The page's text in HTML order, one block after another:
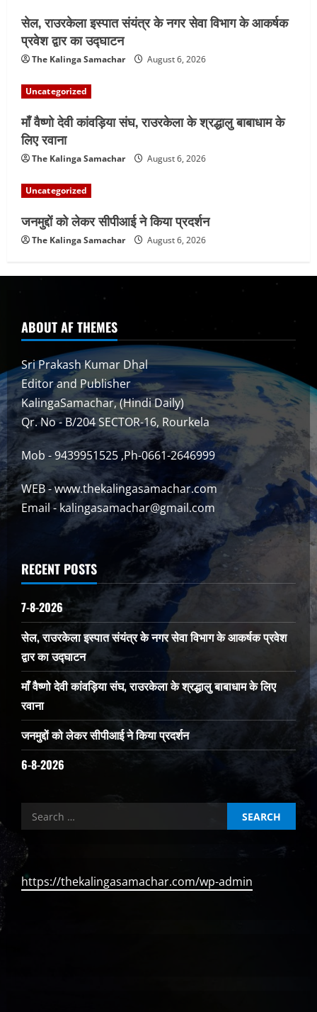
सेल, राउरकेला इस्पात संयंत्र के नगर सेवा विभाग के आकर्षक
प्रवेश द्वार का उद्घाटन
The Kalinga Samachar August 6, 2026
Uncategorized
माँ वैष्णो देवी कांवड़िया संघ, राउरकेला के श्रद्धालु बाबाधाम के
लिए रवाना
The Kalinga Samachar August 6, 2026
Uncategorized
जनमुद्दों को लेकर सीपीआई ने किया प्रदर्शन
The Kalinga Samachar August 6, 2026
ABOUT AF THEMES
Sri Prakash Kumar Dhal
Editor and Publisher
KalingaSamachar, (Hindi Daily)
Qr. No - B/204 SECTOR-16, Rourkela
Mob - 9439951525 ,Ph-0661-2646999
WEB - www.thekalingasamachar.com
Email - kalingasamachar@gmail.com
RECENT POSTS
7-8-2026
सेल, राउरकेला इस्पात संयंत्र के नगर सेवा विभाग के आकर्षक प्रवेश
द्वार का उद्घाटन
माँ वैष्णो देवी कांवड़िया संघ, राउरकेला के श्रद्धालु बाबाधाम के लिए
रवाना
जनमुद्दों को लेकर सीपीआई ने किया प्रदर्शन
6-8-2026
Search
for:
https://thekalingasamachar.com/wp-admin